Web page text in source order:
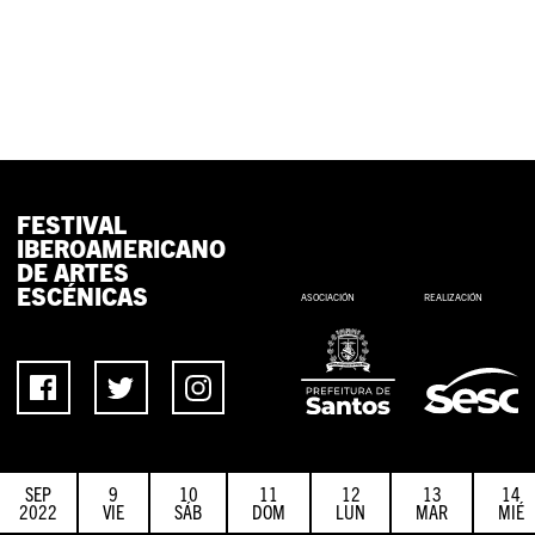
FESTIVAL
IBEROAMERICANO
DE ARTES
ESCÉNICAS
ASOCIACIÓN REALIZACIÓN
SEP
2022
9
VIE
10
SÁB
11
DOM
12
LUN
13
MAR
14
MIÉ